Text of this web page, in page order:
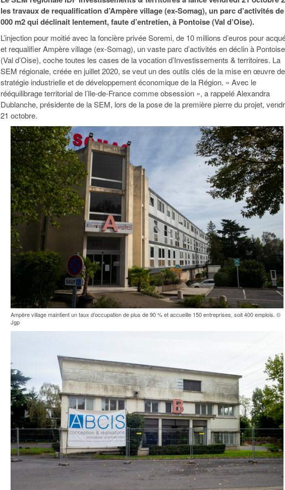
À Paris, les cadres de la tech et de la finance
redessinent le marché de la location de luxe
16 juillet 2026
Saint-Agne immobilier inaugure une nouvelle
résidence à Torcy
- 15 juillet 2026
Plus d'articles
janvier 2026
Municipales 2026 : la CCI livre 23
relancer l’économie parisienne- 20
Municipales 2026 : la CCI de
Cahier d’expert à destination des
janvier 2026
Plus d'articles
Exclusif –
feuille de
juillet 2026
À Paris, les
redessinent le
les travaux de requalification d’Ampère village (ex-Somag), un parc d’activités
000 m2 qui déclinait lentement, faute d’entretien, à Pontoise (Val d’Oise).
L’injection pour moitié avec la foncière privée Soremi, de 10 millions d’euros pour
et requalifier Ampère village (ex-Somag), un vaste parc d’activités en déclin à Pontoise
(Val d’Oise), coche toutes les cases de la vocation d’Investissements & territoires. La
SEM régionale, créée en juillet 2020, se veut un des outils clés de la mise en œuvre
stratégie industrielle et de développement économique de la Région. « Avec le
rééquilibrage territorial de l’Ile-de-France comme obsession », a rappelé Alexandra
Dublanche, présidente de la SEM, lors de la pose de la première pierre du projet,
21 octobre.
Ampère village maintient un taux d’occupation de plus de 90 % et accueille 150 entreprises, soit 400 emplois. ©
Jgp